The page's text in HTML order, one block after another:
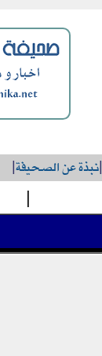
|نبذة عن الصحيفة|
|